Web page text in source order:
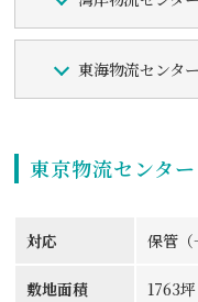
東海物流センター
東京物流センター
対応 保管
敷地面積 1763坪